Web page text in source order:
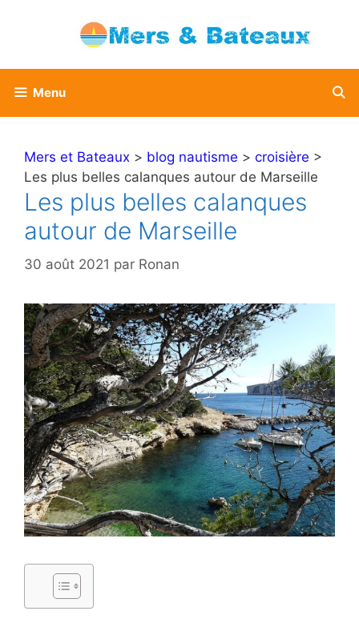
Menu
Mers et Bateaux > blog nautisme > croisière >
Les plus belles calanques autour de Marseille
Les plus belles calanques
autour de Marseille
30 août 2021 par Ronan